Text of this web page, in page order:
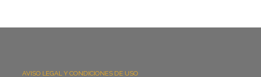
AVISO LEGAL Y CONDICIONES DE USO